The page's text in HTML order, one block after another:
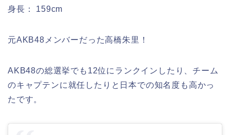
身長： 159cm
元AKB48メンバーだった高橋朱里！
AKB48の総選挙でも12位にランクインしたり、チーム
のキャプテンに就任したりと日本での知名度も高かっ
たです。